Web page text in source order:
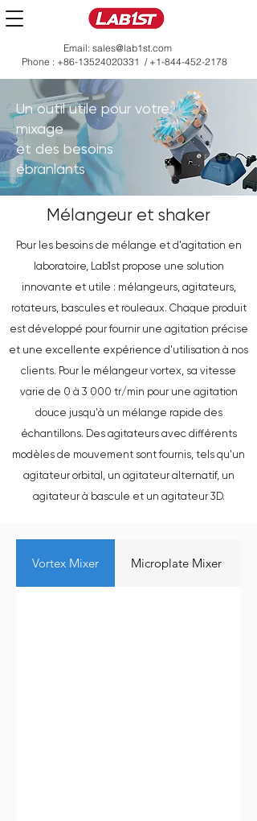
Email: sales@lab1st.com
Phone : +86-13524020331 / +1-844-452-2178
Un outil utile pour votre
mixage
et des besoins
ébranlants
Mélangeur et shaker
Pour les besoins de mélange et d'agitation en
laboratoire, Lab1st propose une solution
innovante et utile : mélangeurs, agitateurs,
rotateurs, bascules et rouleaux. Chaque produit
est développé pour fournir une agitation précise
et une excellente expérience d'utilisation à nos
clients. Pour le mélangeur vortex, sa vitesse
varie de 0 à 3 000 tr/min pour une agitation
douce jusqu'à un mélange rapide des
échantillons. Des agitateurs avec différents
modèles de mouvement sont fournis, tels qu'un
agitateur orbital, un agitateur alternatif, un
agitateur à bascule et un agitateur 3D.
Vortex Mixer Microplate Mixer